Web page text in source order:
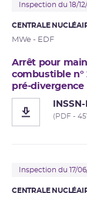
Inspection du 18/
CENTRALE
MWe - EDF
Arrêt pour
combustible n°
pré-divergence
(PDF -
Inspection du 17/
CENTRALE